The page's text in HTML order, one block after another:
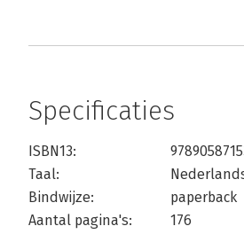
Specificaties
ISBN13:
Taal:
Bindwijze:
paperback
Aantal pagina's:
176